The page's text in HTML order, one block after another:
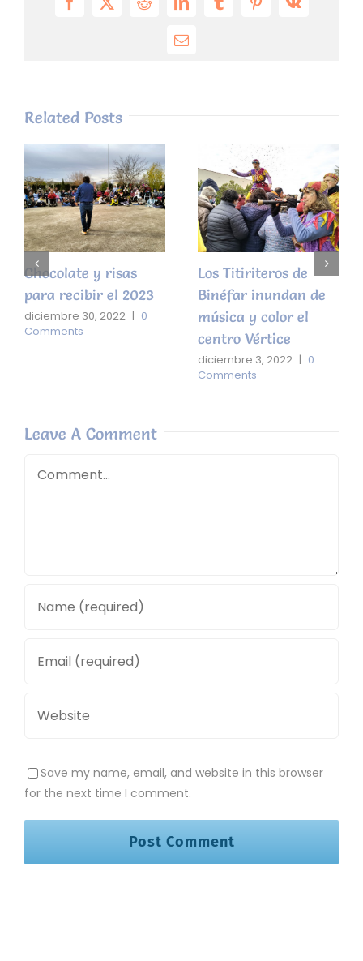
Facebook
X RedditLinkedInTumblrPinterest
Vk
Email
Related Posts
Chocolate y risas
para recibir el 2023
diciembre 30, 2022 | 0
Comments
Los Titiriteros de
Binéfar inundan de
música y color el
centro Vértice
diciembre 3, 2022 | 0
Comments
Leave A Comment
Save my name, email, and website in this browser
for the next time I comment.